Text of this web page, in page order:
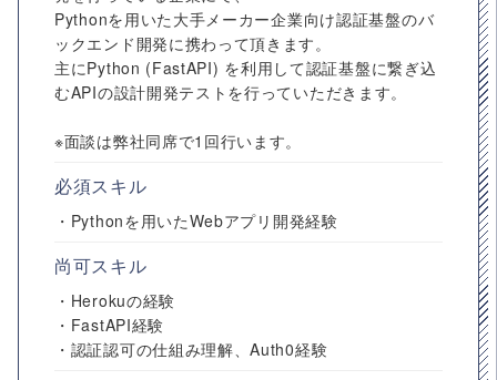
Pythonを用いた大手メーカー企業向け認証基盤のバ
ックエンド開発に携わって頂きます。
主にPython (FastAPI) を利用して認証基盤に繋ぎ込
むAPIの設計開発テストを行っていただきます。
※面談は弊社同席で1回行います。
必須スキル
・Pythonを用いたWebアプリ開発経験
尚可スキル
・Herokuの経験
・FastAPI経験
・認証認可の仕組み理解、Auth0経験